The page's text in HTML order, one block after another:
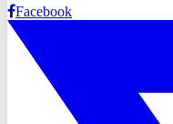
Facebook